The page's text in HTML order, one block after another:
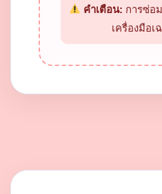
คำเตือน: การซ่อ
เครื่องมือเ